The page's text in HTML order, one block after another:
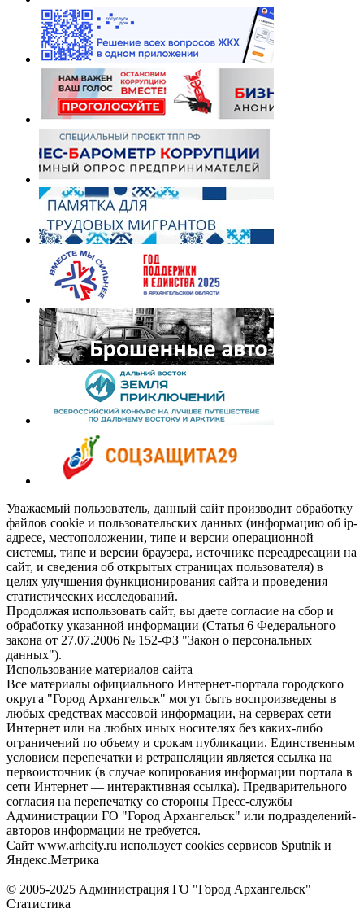
Уважаемый пользователь, данный сайт производит обработку
файлов cookie и пользовательских данных (информацию об ip-
адресе, местоположении, типе и версии операционной
системы, типе и версии браузера, источнике переадресации на
сайт, и сведения об открытых страницах пользователя) в
целях улучшения функционирования сайта и проведения
статистических исследований.
Продолжая использовать сайт, вы даете согласие на сбор и
обработку указанной информации (Статья 6 Федерального
закона от 27.07.2006 № 152-ФЗ "Закон о персональных
данных").
Использование материалов сайта
Все материалы официального Интернет-портала городского
округа "Город Архангельск" могут быть воспроизведены в
любых средствах массовой информации, на серверах сети
Интернет или на любых иных носителях без каких-либо
ограничений по объему и срокам публикации. Единственным
условием перепечатки и ретрансляции является ссылка на
первоисточник (в случае копирования информации портала в
сети Интернет — интерактивная ссылка). Предварительного
согласия на перепечатку со стороны Пресс-службы
Администрации ГО "Город Архангельск" или подразделений-
авторов информации не требуется.
Сайт www.arhcity.ru использует cookies сервисов Sputnik и
Яндекс.Метрика
© 2005-2025 Администрация ГО "Город Архангельск"
Статистика